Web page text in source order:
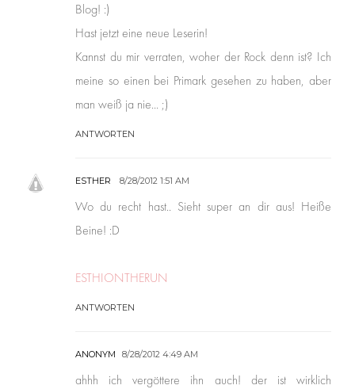
Blog! :)
Hast jetzt eine neue Leserin!
Kannst du mir verraten, woher der Rock denn ist? Ich
meine so einen bei Primark gesehen zu haben, aber
man weiß ja nie... ;)
ANTWORTEN
ESTHER 8/28/2012 1:51 AM
Wo du recht hast.. Sieht super an dir aus! Heiße
Beine! :D
ESTHIONTHERUN
ANTWORTEN
ANONYM 8/28/2012 4:49 AM
ahhh ich vergöttere ihn auch! der ist wirklich